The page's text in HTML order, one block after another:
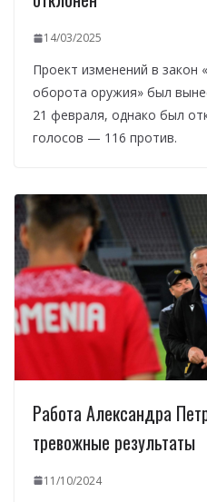
14/03/2025
Проект изменений в закон
оборота оружия» был
21 февраля, однако был
голосов — 116 против.
Работа Александра
тревожные результаты
11/10/2024